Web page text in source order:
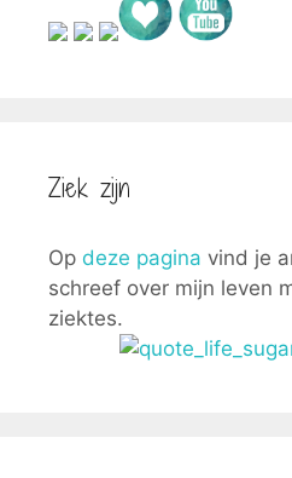
Ziek zijn
Op deze pagina vind je
schreef over mijn leven
ziektes.